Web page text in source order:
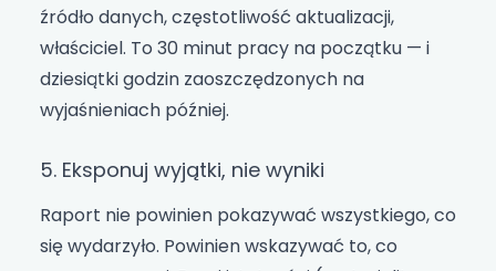
źródło danych, częstotliwość aktualizacji,
właściciel. To 30 minut pracy na początku — i
dziesiątki godzin zaoszczędzonych na
wyjaśnieniach później.
5. Eksponuj wyjątki, nie wyniki
Raport nie powinien pokazywać wszystkiego, co
się wydarzyło. Powinien wskazywać to, co